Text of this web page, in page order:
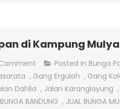
di Kampung
On
Menjual
Bunga
Papan
Posted In Bunga
, Gang Erguloh , Gang
Dahlia , Jalan Karanglayung ,
BANDUNG , JUAL BUNGA